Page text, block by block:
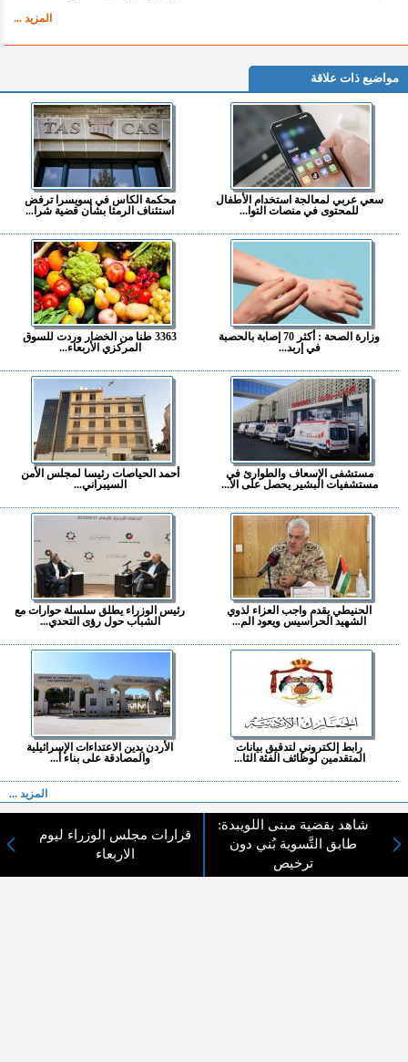
المزيد ...
مواضيع ذات علاقة
سعي عربي لمعالجة استخدام الأطفال
للمحتوى في منصات التوا...
محكمة الكاس في سويسرا ترفض
استئناف الرمثا بشأن قضية شرا...
وزارة الصحة : أكثر 70 إصابة بالحصبة
في إربد...
3363 طنا من الخضار وردت للسوق
المركزي الأربعاء...
مستشفى الإسعاف والطوارئ في
مستشفيات البشير يحصل على الا...
أحمد الحياصات رئيسا لمجلس الأمن
السيبراني...
الحنيطي يقدم واجب العزاء لذوي
الشهيد الحراسيس ويعود الم...
رئيس الوزراء يطلق سلسلة حوارات مع
الشباب حول رؤى التحدي...
رابط إلكتروني لتدقيق بيانات
المتقدمين لوظائف الفئة الثا...
الأردن يدين الاعتداءات الإسرائيلية
والمصادقة على بناء أ...
المزيد ...
اختيارات القراء
شاهد بقضية مبنى اللويبدة:
طابق التَّسوية بُني دون
ترخيص
قرارات مجلس الوزراء ليوم
الاربعاء